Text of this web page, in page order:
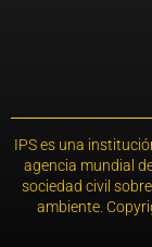
IPS es una
agencia mundial
sociedad civil
ambiente.